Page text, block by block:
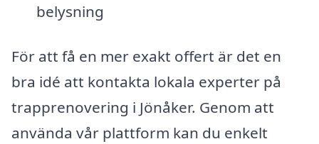
belysning
För att få en mer exakt offert är det en
bra idé att kontakta lokala experter på
trapprenovering i Jönåker. Genom att
använda vår plattform kan du enkelt